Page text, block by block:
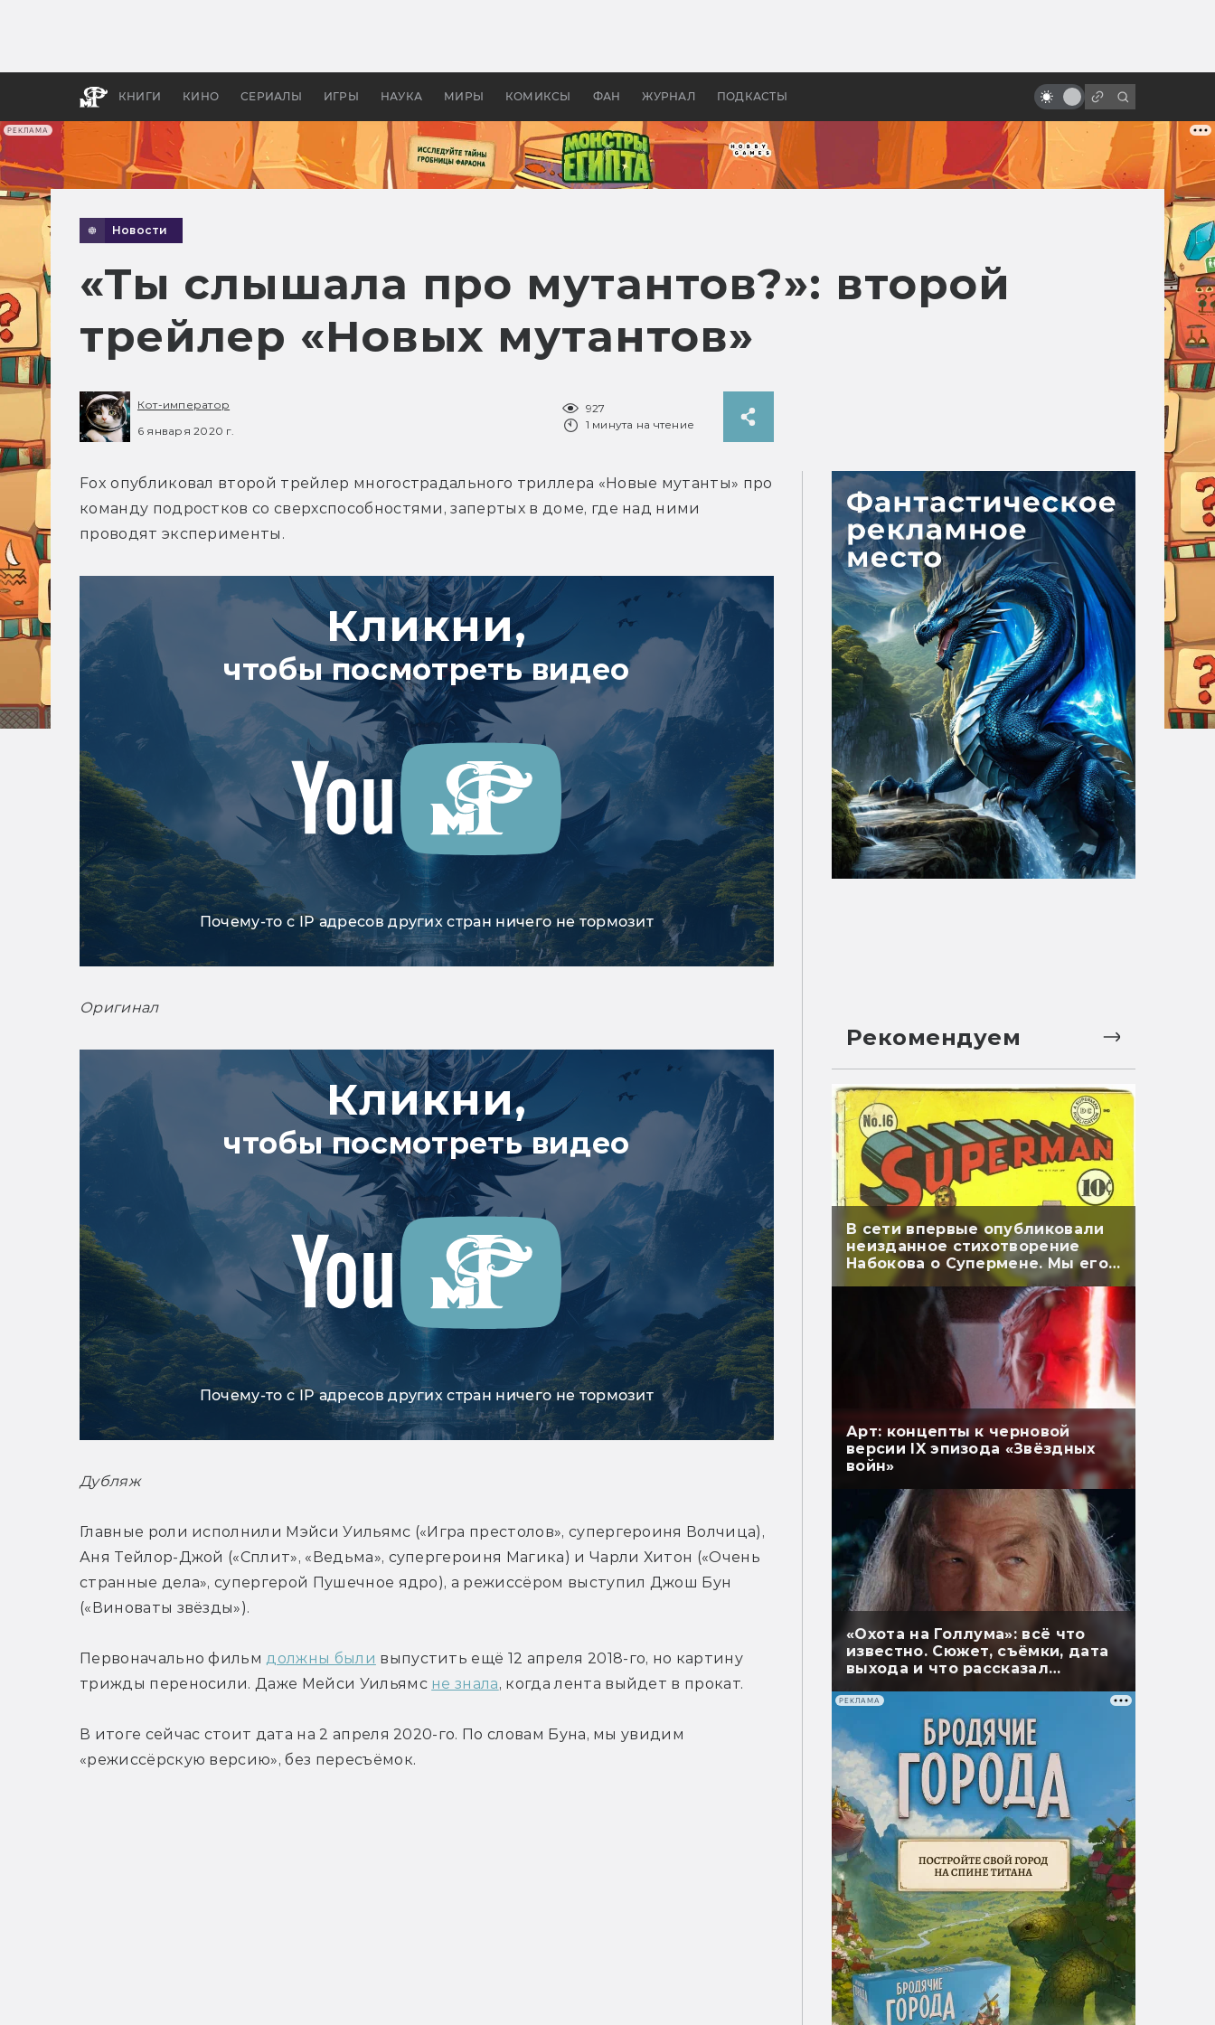
РЕКЛАМА
КНИГИ КИНО СЕРИАЛЫ ИГРЫ НАУКА МИРЫ КОМИКСЫ ФАН ЖУРНАЛ ПОДКАСТЫ
бы «Властелина колец»
Древней Грецией
страньше!
Новости
«Ты слышала про мутантов?»: второй
трейлер «Новых мутантов»
Кот-император
6 января 2020 г.
927
1 минута на чтение
Fox опубликовал второй трейлер многострадального триллера «Новые мутанты» про
команду подростков со сверхспособностями, запертых в доме, где над ними
проводят эксперименты.
Кликни,
чтобы посмотреть видео
Почему-то с IP адресов других стран ничего не тормозит
Оригинал
Кликни,
чтобы посмотреть видео
Почему-то с IP адресов других стран ничего не тормозит
Дубляж
Главные роли исполнили Мэйси Уильямс («Игра престолов», супергероиня Волчица),
Аня Тейлор-Джой («Сплит», «Ведьма», супергероиня Магика) и Чарли Хитон («Очень
странные дела», супергерой Пушечное ядро), а режиссёром выступил Джош Бун
(«Виноваты звёзды»).
Первоначально фильм должны были выпустить ещё 12 апреля 2018-го, но картину
трижды переносили. Даже Мейси Уильямс не знала, когда лента выйдет в прокат.
В итоге сейчас стоит дата на 2 апреля 2020-го. По словам Буна, мы увидим
«режиссёрскую версию», без пересъёмок.
Рекомендуем
В сети впервые опубликовали
неизданное стихотворение
Набокова о Супермене. Мы его
перевели
Арт: концепты к черновой
версии IX эпизода «Звёздных
войн»
«Охота на Голлума»: всё что
известно. Сюжет, съёмки, дата
выхода и что рассказал
РЕКЛАМА